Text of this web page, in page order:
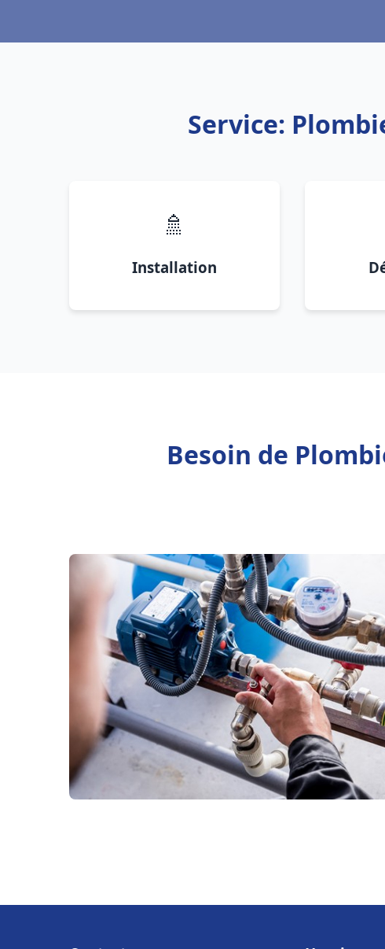
Service:
🚿
Installation
Besoin de